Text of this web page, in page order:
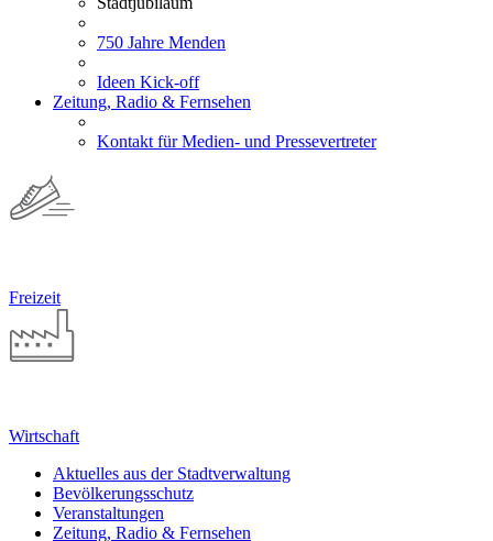
750 Jahre Menden
Ideen Kick-off
Zeitung, Radio & Fernsehen
Kontakt für Medien- und Pressevertreter
Freizeit
Wirtschaft
Aktuelles aus der Stadtverwaltung
Bevölkerungsschutz
Veranstaltungen
Zeitung, Radio & Fernsehen